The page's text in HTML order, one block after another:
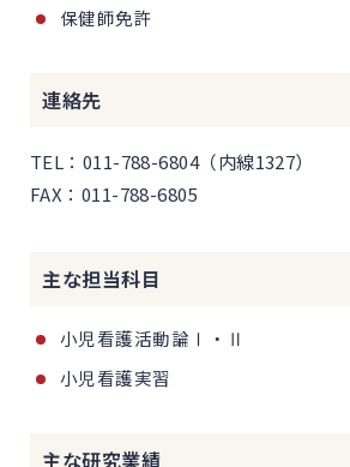
保健師免許
連絡先
TEL：011-788-6804（内線1327）
FAX：011-788-6805
主な担当科目
小児看護活動論Ⅰ・Ⅱ
小児看護実習
主な研究業績